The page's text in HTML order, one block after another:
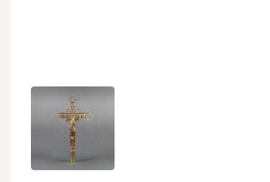
Krzyż mosiężny procesyjny - wysokość